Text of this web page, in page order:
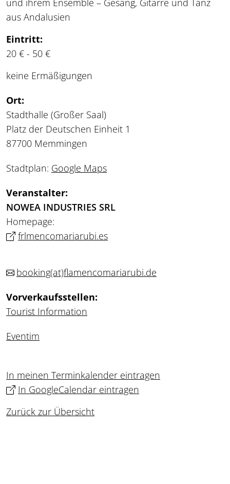
und ihrem Ensemble – Gesang, Gitarre und Tanz
aus Andalusien
Eintritt:
20 € - 50 €
keine Ermäßigungen
Ort:
Stadthalle (Großer Saal)
Platz der Deutschen Einheit 1
87700 Memmingen
Stadtplan: Google Maps
Veranstalter:
NOWEA INDUSTRIES SRL
Homepage:
frlmencomariarubi.es
booking(at)flamencomariarubi.de
Vorverkaufsstellen:
Tourist Information
Eventim
In meinen Terminkalender eintragen
In GoogleCalendar eintragen
Zurück zur Übersicht